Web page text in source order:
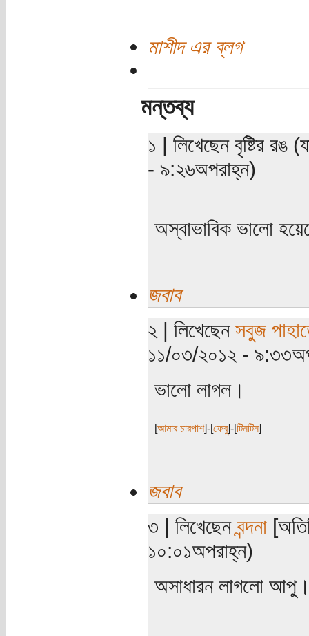
মাশীদ এর ব্লগ
মন্তব্য
১ | লিখেছেন বৃষ্টির রঙ
- ৯:২৬অপরাহ্ন)
অস্বাভাবিক ভালো
জবাব
২ | লিখেছেন সবুজ
১১/০৩/২০১২ -
ভালো লাগল।
[আমার চারপাশ]-[ফেবু]-[টিনটিন]
জবাব
৩ | লিখেছেনবন্দনা
১০:০১অপরাহ্ন)
অসাধারন লাগলো